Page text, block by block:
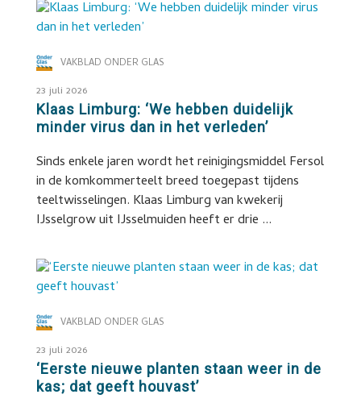
VAKBLAD ONDER GLAS
23 juli 2026
Klaas Limburg: ‘We hebben duidelijk
minder virus dan in het verleden’
Sinds enkele jaren wordt het reinigingsmiddel Fersol
in de komkommerteelt breed toegepast tijdens
teeltwisselingen. Klaas Limburg van kwekerij
IJsselgrow uit IJsselmuiden heeft er drie ...
VAKBLAD ONDER GLAS
23 juli 2026
‘Eerste nieuwe planten staan weer in de
kas; dat geeft houvast’